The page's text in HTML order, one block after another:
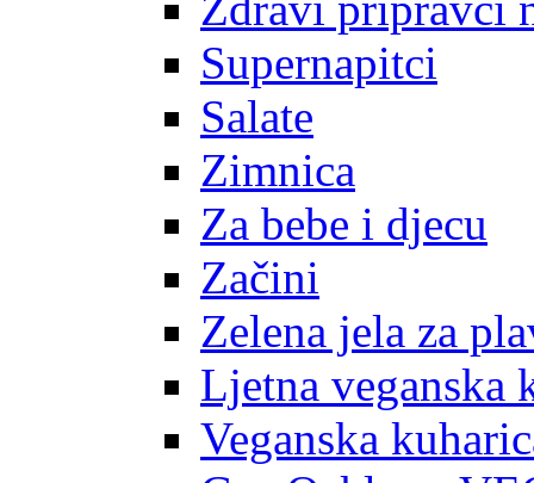
Supernapitci
Salate
Zimnica
Za bebe i djecu
Začini
Zelena jela za
Ljetna veganska
Veganska